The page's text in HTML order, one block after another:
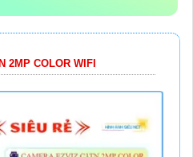
2MP COLOR WIFI